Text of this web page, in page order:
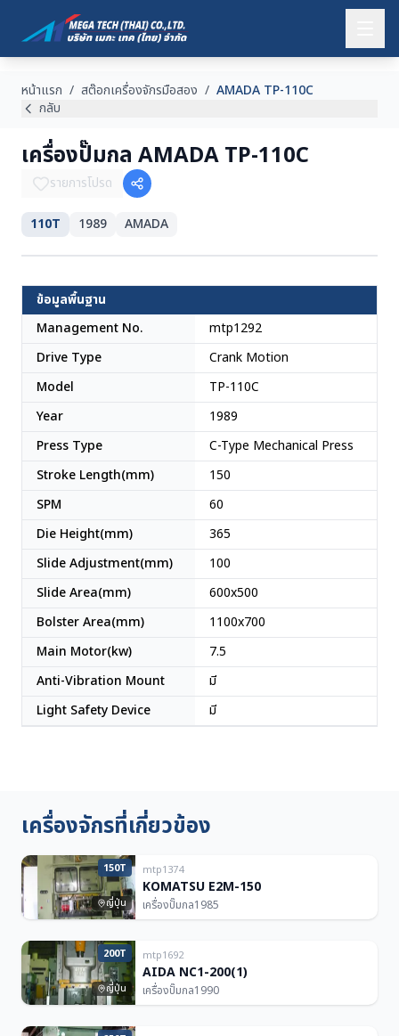
หน้าแรก / สต๊อกเครื่องจักรมือสอง / AMADA TP-110C
กลับ
เครื่องปั๊มกล AMADA TP-110C
รายการโปรด
110T 1989 AMADA
ข้อมูลพื้นฐาน
Management No.
mtp1292
Drive Type
Crank Motion
Model
TP-110C
Year
1989
Press Type
C-Type Mechanical Press
Stroke Length(mm)
150
SPM
60
Die Height(mm)
365
Slide Adjustment(mm)
100
Slide Area(mm)
600x500
Bolster Area(mm)
1100x700
Main Motor(kw)
7.5
Anti-Vibration Mount
มี
Light Safety Device
มี
เครื่องจักรที่เกี่ยวข้อง
150T
ญี่ปุ่น
mtp1374
KOMATSU E2M-150
เครื่องปั๊มกล1985
200T
ญี่ปุ่น
mtp1692
AIDA NC1-200(1)
เครื่องปั๊มกล1990